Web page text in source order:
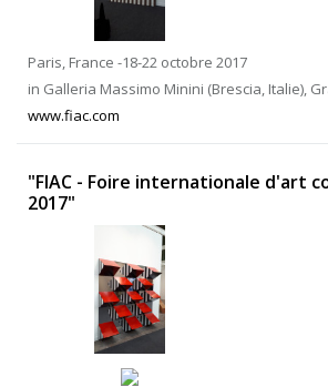
Paris, France -18-22 octobre 2017
in Galleria Massimo Minini (Brescia, Italie),
www.fiac.com
"FIAC - Foire internationale d'art
2017"